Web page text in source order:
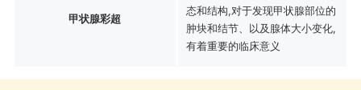
甲状腺彩超
态和结构,对于发现甲状腺部位的
肿块和结节、以及腺体大小变化,
有着重要的临床意义